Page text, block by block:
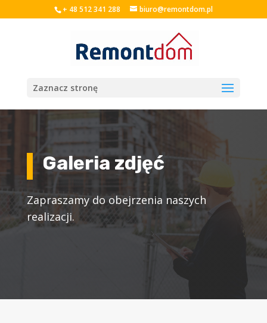
+ 48 512 341 288 biuro@remontdom.pl
Zaznacz stronę
Galeria zdjęć
Zapraszamy do obejrzenia naszych
realizacji.